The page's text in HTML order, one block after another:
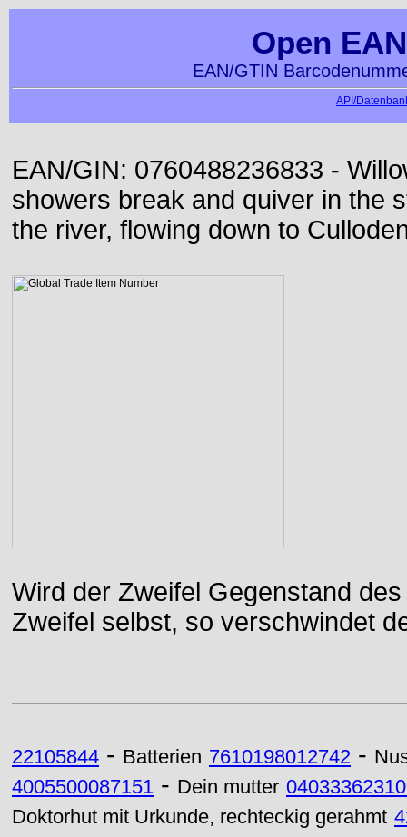
Open
EAN/GTIN
API/
EAN/GIN: 0760488236833 -
showers break and quiver in the
the river, flowing down to
Wird der Zweifel Gegenstand
Zweifel selbst, so verschwindet
22105844 - Batterien 7610198012742 -
4005500087151 - Dein mutter
Doktorhut mit Urkunde, rechteckig gerahmt